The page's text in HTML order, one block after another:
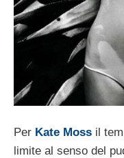
Per Kate Moss il
limite al senso del